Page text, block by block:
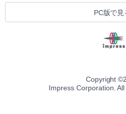
PC版で見
Copyright ©
Impress Corporation.